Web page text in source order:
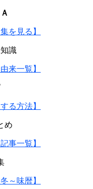
を見る】
識
来一覧】
る方法】
め
事一覧】
～味暦】